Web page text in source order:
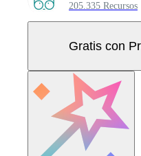
205.335 Recursos
Gratis con